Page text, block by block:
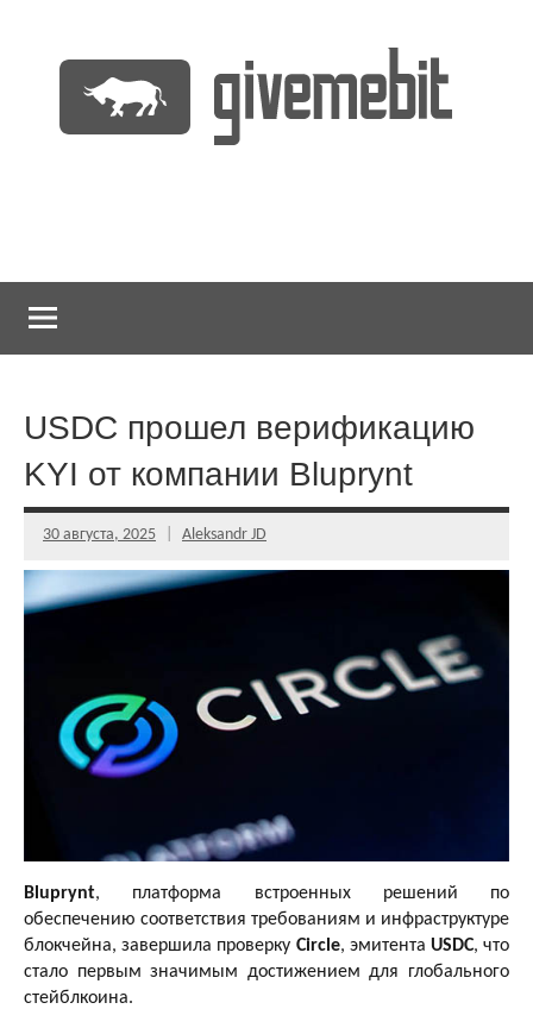
содержимому
USDC прошел верификацию
KYI от компании Bluprynt
30 августа, 2025 Aleksandr JD
Bluprynt, платформа встроенных решений по
обеспечению соответствия требованиям и инфраструктуре
блокчейна, завершила проверку Circle, эмитента USDC, что
стало первым значимым достижением для глобального
стейблкоина.